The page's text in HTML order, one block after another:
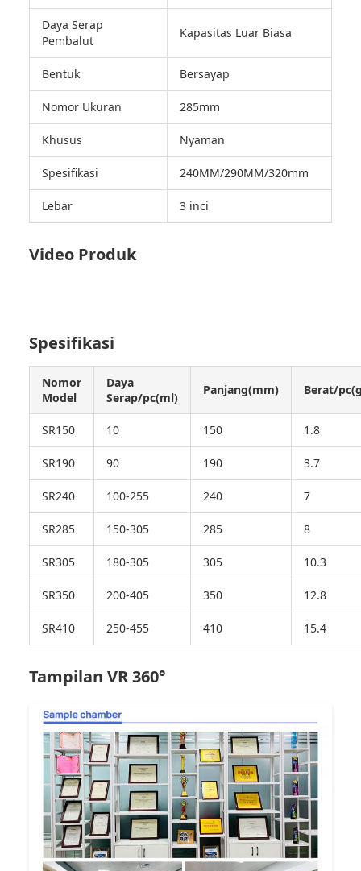
Daya Serap
Pembalut
Kapasitas Luar Biasa
Bentuk Bersayap
Nomor Ukuran 285mm
Khusus Nyaman
Spesifikasi 240MM/290MM/320mm
Lebar 3 inci
Video Produk
Spesifikasi
Nomor
Model
Daya
Serap/pc(ml)
Panjang(mm) Berat/
SR150 10 150 1.8
SR190 90 190 3.7
SR240 100-255 240 7
SR285 150-305 285 8
SR305 180-305 305 10.3
SR350 200-405 350 12.8
SR410 250-455 410 15.4
Tampilan VR 360°